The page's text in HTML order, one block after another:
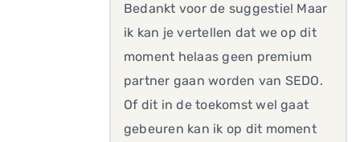
Bedankt voor de suggestie! Maar
ik kan je vertellen dat we op dit
moment helaas geen premium
partner gaan worden van SEDO.
Of dit in de toekomst wel gaat
gebeuren kan ik op dit moment